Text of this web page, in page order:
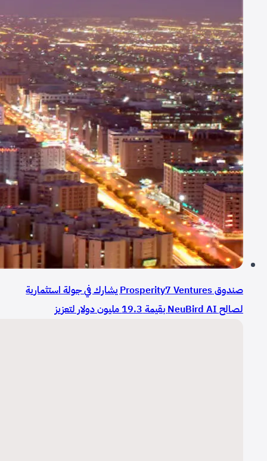
صندوق Prosperity7 Ventures يشارك في جولة استثمارية
لصالح NeuBird AI بقيمة 19.3 مليون دولار لتعزيز